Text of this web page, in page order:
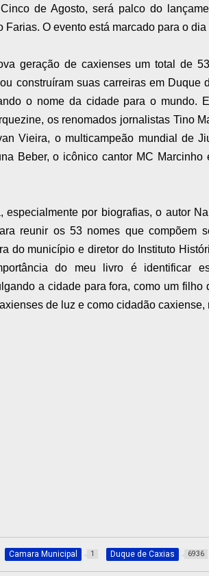
de Agosto, será palco do
Farias. O evento está marcado para o
geração de caxienses um total de
construíram suas carreiras em Duque
o nome da cidade para o mundo.
os renomados jornalistas Tino
Vieira, o multicampeão mundial de
Beber, o icônico cantor MC
especialmente por biografias, o autor
reunir os 53 nomes que compõem
do município e diretor do Instituto
do meu livro é identificar
a cidade para fora, como um
de luz e como cidadão caxiense,
Camara Municipal 1 Duque de Caxias 6936